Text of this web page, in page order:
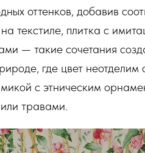
оттенков, добавив
текстиле, плитка с
— такие сочетания
где цвет
с этническим
травами.